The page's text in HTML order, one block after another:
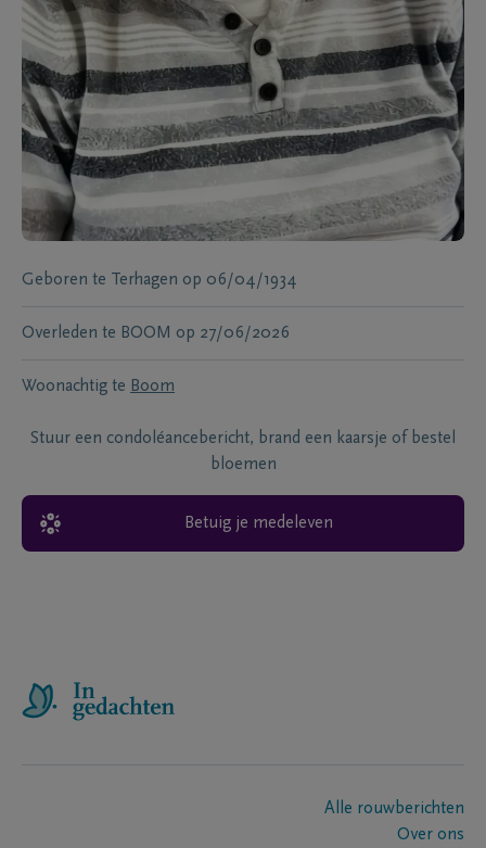
Geboren te Terhagen op 06/04/1934
Overleden te BOOM op 27/06/2026
Woonachtig te Boom
Stuur een condoléancebericht, brand een kaarsje of bestel
bloemen
Betuig je medeleven
Alle rouwberichten
Over ons